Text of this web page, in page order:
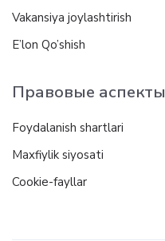
Vakansiya joylashtirish
E’lon Qo’shish
Правовые аспекты
Foydalanish shartlari
Maxfiylik siyosati
Cookie-fayllar